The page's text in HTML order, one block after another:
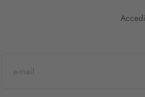
Accedi
e-mail